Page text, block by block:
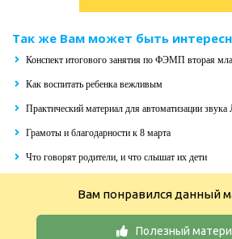
Так же Вам может быть
Конспект итогового занятия по ФЭМП вторая
Как воспитать ребенка вежливым
Практический материал для автоматизации звука
Грамоты и благодарности к 8 марта
Что говорят родители, и что слышат их дети
Вам понравился данный
Полезный